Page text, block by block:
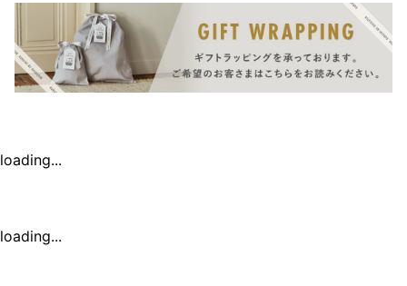
loading...
loading...